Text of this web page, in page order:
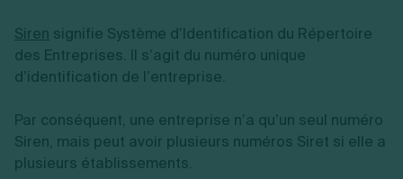
Siren signifie Système d’Identification du Répertoire
des Entreprises. Il s’agit du numéro unique
d’identification de l’entreprise.
Par conséquent, une entreprise n’a qu’un seul numéro
Siren, mais peut avoir plusieurs numéros Siret si elle a
plusieurs établissements.